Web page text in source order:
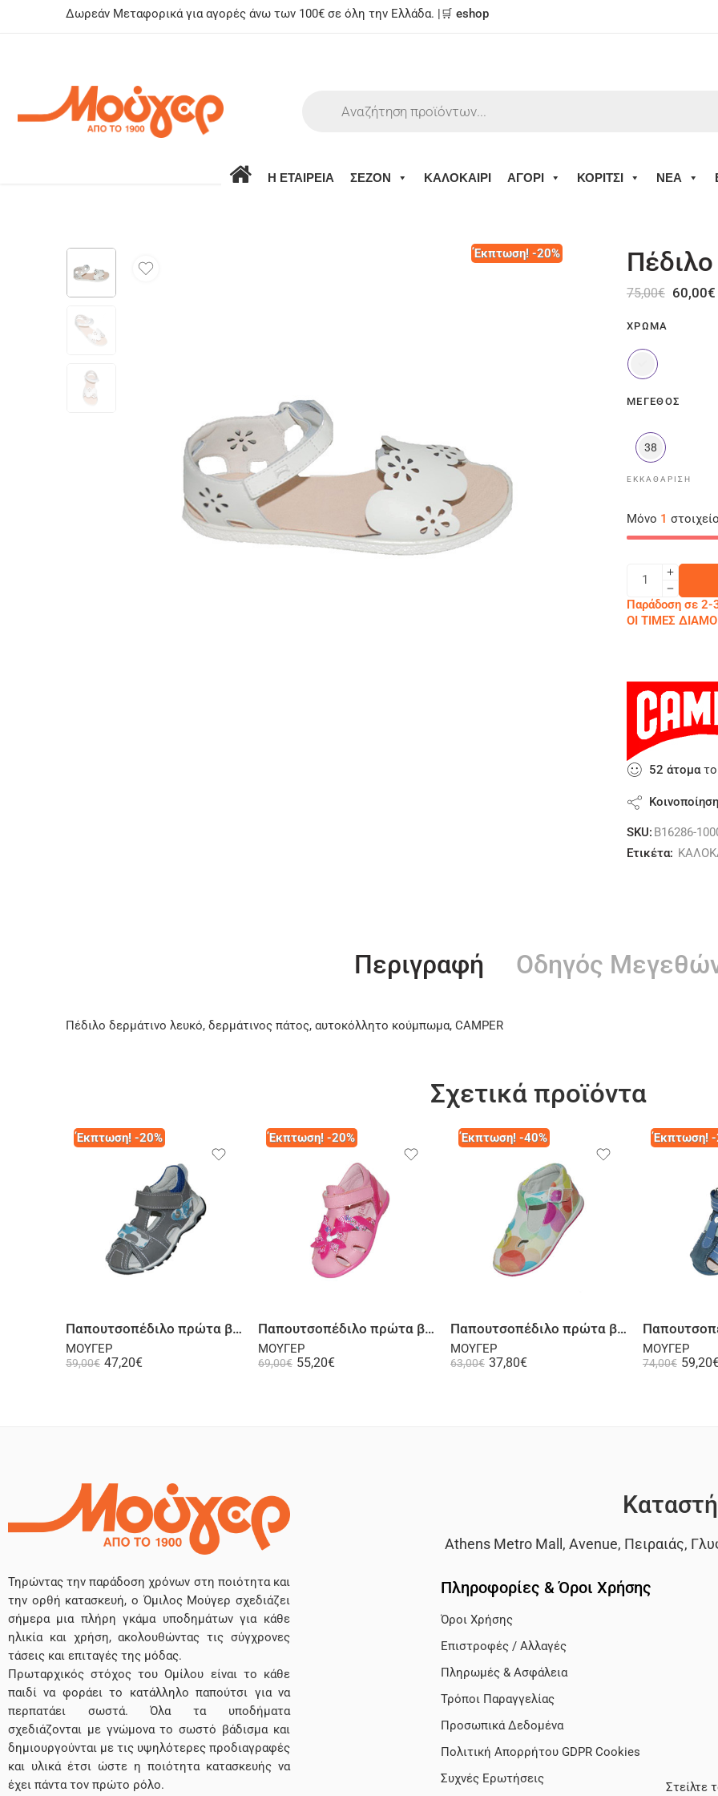
Δωρεάν Μεταφορικά για αγορές άνω των 100€ σε όλη την Ελλάδα. |🛒 eshop
Η ΕΤΑΙΡΕΙΑ ΣΕΖΟΝ ΚΑΛΟΚΑΙΡΙ ΑΓΟΡΙ ΚΟΡΙΤΣΙ ΝΕΑ
Έκπτωση! -20%
75,00€ 60,00€
ΧΡΏΜΑ
ΜΈΓΕΘΟΣ
38
ΕΚΚΑΘΆΡΙΣΗ
Μόνο 1
Παράδοση σε 2-
ΟΙ ΤΙΜΕΣ
52 άτοματο
Κοινοποίηση
SKU: B16286-
Ετικέτα:
Περιγραφή Οδηγός
Πέδιλο δερμάτινο λευκό, δερμάτινος πάτος, αυτοκόλλητο κούμπωμα, CAMPER
Σχετικά προϊόντα
Έκπτωση! -20%
Παπουτσοπέδιλο πρώτα βήματα ψηλή φτέρνα δερμάτινο σαμουά γκρι
ΜΟΥΓΕΡ
59,00€ 47,20€
Έκπτωση! -20%
Παπουτσοπέδιλο πρώτα βήματα δερμάτινο σε φούξια
ΜΟΥΓΕΡ
69,00€ 55,20€
Έκπτωση! -40%
Παπουτσοπέδιλο πρώτα βήματα ψηλή φτέρνα υφασμάτινο πολύχρωμο
ΜΟΥΓΕΡ
63,00€ 37,80€
Έκπτωση! -
ΜΟΥΓΕΡ
74,00€ 59,20
Τηρώντας την παράδοση χρόνων στη ποιότητα και
την ορθή κατασκευή, ο Όμιλος Μούγερ σχεδιάζει
σήμερα μια πλήρη γκάμα υποδημάτων για κάθε
ηλικία και χρήση, ακολουθώντας τις σύγχρονες
τάσεις και επιταγές της μόδας.
Πρωταρχικός στόχος του Ομίλου είναι το κάθε
παιδί να φοράει το κατάλληλο παπούτσι για να
περπατάει σωστά. Όλα τα υποδήματα
σχεδιάζονται με γνώμονα το σωστό βάδισμα και
δημιουργούνται με τις υψηλότερες προδιαγραφές
και υλικά έτσι ώστε η ποιότητα κατασκευής να
έχει πάντα τον πρώτο ρόλο.
Athens Metro Mall , Avenue, Πειραιάς,
Πληροφορίες & Όροι Χρήσης
Όροι Χρήσης
Επιστροφές / Αλλαγές
Πληρωμές & Ασφάλεια
Τρόποι Παραγγελίας
Προσωπικά Δεδομένα
Πολιτική Απορρήτου GDPR Cookies
Συχνές Ερωτήσεις
Στείλτε